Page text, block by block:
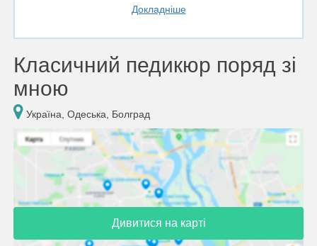
Докладніше
Класичний педикюр поряд зі
мною
Україна, Одеська, Болград
Дивитися на карті